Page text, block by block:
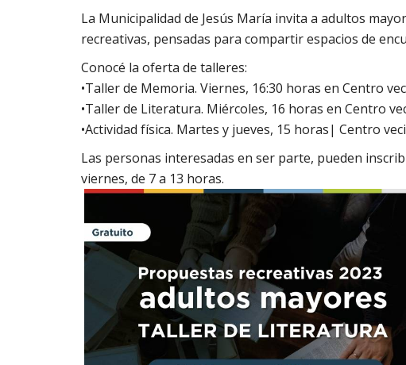
La Municipalidad de Jesús María invita a adultos
recreativas, pensadas para compartir espacios de
Conocé la oferta de talleres:
•Taller de Memoria. Viernes, 16:30 horas en Centro
•Taller de Literatura. Miércoles, 16 horas en Centro
•Actividad física. Martes y jueves, 15 horas| Centro
Las personas interesadas en ser parte, pueden
viernes, de 7 a 13 horas.